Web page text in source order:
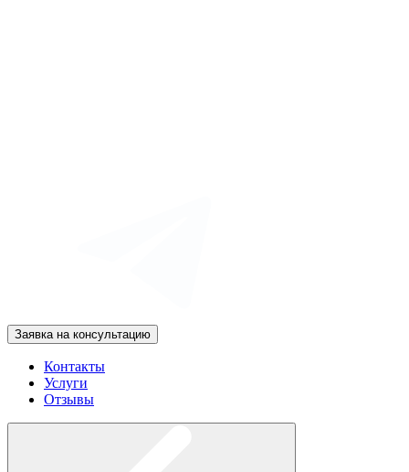
Заявка на консультацию
Контакты
Услуги
Отзывы